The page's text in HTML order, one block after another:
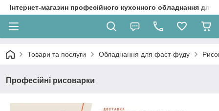
Інтернет-магазин професійного кухонного обладнання
Товари та послуги Обладнання для фаст-фуду
Професійні рисоварки